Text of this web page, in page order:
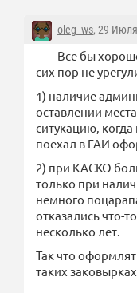
oleg_ws, 29
Все бы
сих пор не
1) наличие
оставлении
ситукацию,
поехал в ГАИ
2) при КАСКО
только при
немного
отказались что-
несколько лет.
Так что
таких